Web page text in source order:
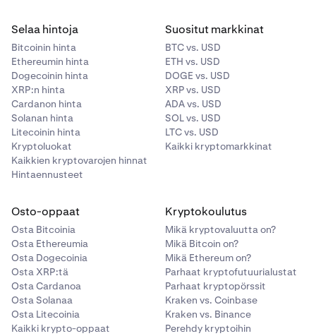
Selaa hintoja
Bitcoinin hinta
Ethereumin hinta
Dogecoinin hinta
XRP:n hinta
Cardanon hinta
Solanan hinta
Litecoinin hinta
Kryptoluokat
Kaikkien kryptovarojen hinnat
Hintaennusteet
Suositut markkinat
BTC vs. USD
ETH vs. USD
DOGE vs. USD
XRP vs. USD
ADA vs. USD
SOL vs. USD
LTC vs. USD
Kaikki kryptomarkkinat
Osto-oppaat
Osta Bitcoinia
Osta Ethereumia
Osta Dogecoinia
Osta XRP:tä
Osta Cardanoa
Osta Solanaa
Osta Litecoinia
Kaikki krypto-oppaat
Kryptokoulutus
Mikä kryptovaluutta on?
Mikä Bitcoin on?
Mikä Ethereum on?
Parhaat kryptofutuurialustat
Parhaat kryptopörssit
Kraken vs. Coinbase
Kraken vs. Binance
Perehdy kryptoihin